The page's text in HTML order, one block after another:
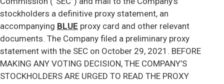
stockholders a definitive proxy statement, an
accompanying BLUE proxy card and other relevant
documents. The Company filed a preliminary proxy
statement with the SEC on October 29, 2021. BEFORE
MAKING ANY VOTING DECISION, THE COMPANY’S
STOCKHOLDERS ARE URGED TO READ THE PROXY